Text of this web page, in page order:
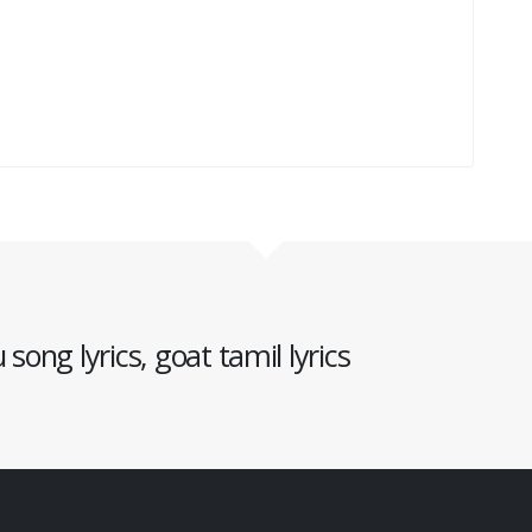
song lyrics, goat tamil lyrics